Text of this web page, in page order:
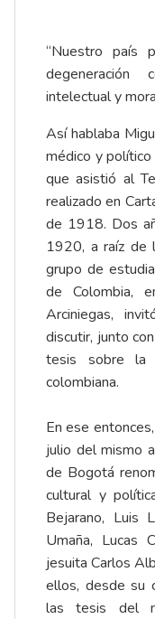
“Nuestro país
degeneración
intelectual y
Así hablaba
médico y
que asistió al
realizado en
de 1918. Dos
1920, a raíz de
grupo de
de Colombia,
Arciniegas,
discutir, junto
tesis sobre la
colombiana.
En ese
julio del mismo
de Bogotá
cultural y
Bejarano, Luis
Umaña, Lucas
jesuita Carlos
ellos, desde su
las tesis del